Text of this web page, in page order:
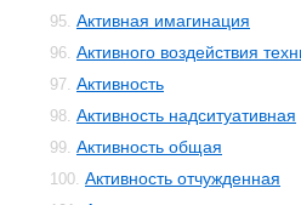
95. Активная имагинация
96. Активного воздействия
97. Активность
98. Активность надситуативная
99. Активность общая
100. Активность отчужденная